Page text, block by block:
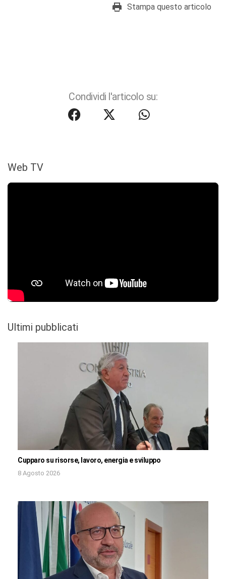
Stampa questo articolo
Condividi l'articolo su:
Web TV
Ultimi pubblicati
Cupparo su risorse, lavoro, energia e sviluppo
8 Agosto 2026